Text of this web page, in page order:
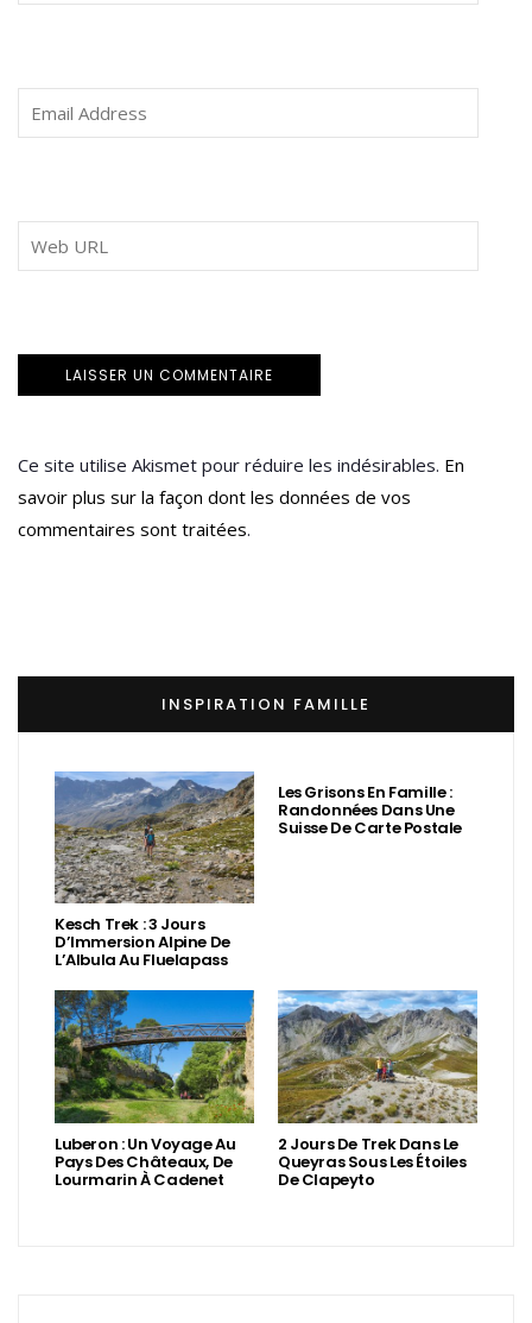
Ce site utilise Akismet pour réduire les indésirables. En
savoir plus sur la façon dont les données de vos
commentaires sont traitées.
INSPIRATION FAMILLE
Kesch Trek : 3 Jours
D’Immersion Alpine De
L’Albula Au Fluelapass
Les Grisons En Famille :
Randonnées Dans Une
Suisse De Carte Postale
Luberon : Un Voyage Au
Pays Des Châteaux, De
Lourmarin À Cadenet
2 Jours De Trek Dans Le
Queyras Sous Les Étoiles
De Clapeyto